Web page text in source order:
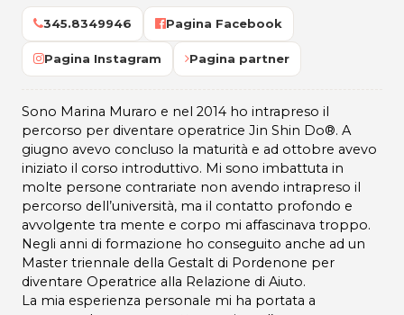
345.8349946 Pagina Facebook
Pagina Instagram Pagina partner
Sono Marina Muraro e nel 2014 ho intrapreso il
percorso per diventare operatrice Jin Shin Do®. A
giugno avevo concluso la maturità e ad ottobre avevo
iniziato il corso introduttivo. Mi sono imbattuta in
molte persone contrariate non avendo intrapreso il
percorso dell’università, ma il contatto profondo e
avvolgente tra mente e corpo mi affascinava troppo.
Negli anni di formazione ho conseguito anche ad un
Master triennale della Gestalt di Pordenone per
diventare Operatrice alla Relazione di Aiuto.
La mia esperienza personale mi ha portata a